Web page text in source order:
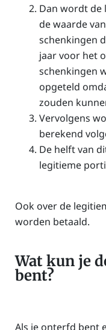
Dan wordt de
de waarde
schenkingen
jaar voor het
schenkingen
opgeteld
zouden
Vervolgens
berekend
De helft van
legitieme
Ook over de
worden betaald.
Wat kun je
bent?
Als je onterfd bent